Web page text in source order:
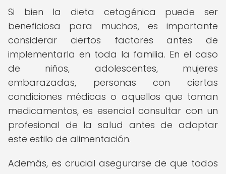
Si bien la dieta cetogénica puede ser
beneficiosa para muchos, es importante
considerar ciertos factores antes de
implementarla en toda la familia. En el caso
de niños, adolescentes, mujeres
embarazadas, personas con ciertas
condiciones médicas o aquellos que toman
medicamentos, es esencial consultar con un
profesional de la salud antes de adoptar
este estilo de alimentación.
Además, es crucial asegurarse de que todos